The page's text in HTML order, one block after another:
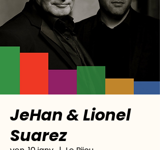
JeHan & Lionel
Suarez